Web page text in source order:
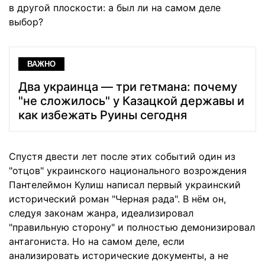
в другой плоскости: а был ли на самом деле
выбор?
ВАЖНО
Два украинца — три гетмана: почему
"не сложилось" у Казацкой державы и
как избежать Руины сегодня
Спустя двести лет после этих событий один из
"отцов" украинского национального возрождения
Пантелеймон Кулиш написал первый украинский
исторический роман "Черная рада". В нём он,
следуя законам жанра, идеализировал
"правильную сторону" и полностью демонизировал
антагониста. Но на самом деле, если
анализировать исторические документы, а не